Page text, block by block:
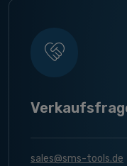
sales@sms-tools.de